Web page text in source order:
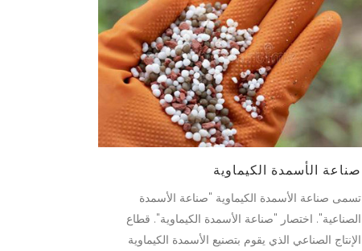
صناعة الأسمدة الكيماوية
تسمى صناعة الأسمدة الكيماوية "صناعة الأسمدة
الصناعية". اختصار "صناعة الأسمدة الكيماوية". قطاع
الإنتاج الصناعي الذي يقوم بتصنيع الأسمدة الكيماوية